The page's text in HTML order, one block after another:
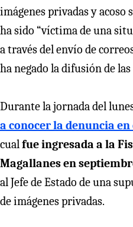
imágenes privadas y acoso
ha sido “víctima de una
a través del envío de
ha negado la difusión de las
Durante la jornada del
a conocer la denuncia
cualfue ingresada a la
Magallanes en
al Jefe de Estado de una
de imágenes privadas.